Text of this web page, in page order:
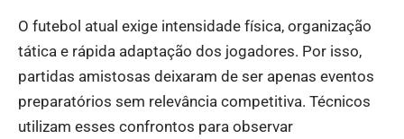
O futebol atual exige intensidade física, organização
tática e rápida adaptação dos jogadores. Por isso,
partidas amistosas deixaram de ser apenas eventos
preparatórios sem relevância competitiva. Técnicos
utilizam esses confrontos para observar